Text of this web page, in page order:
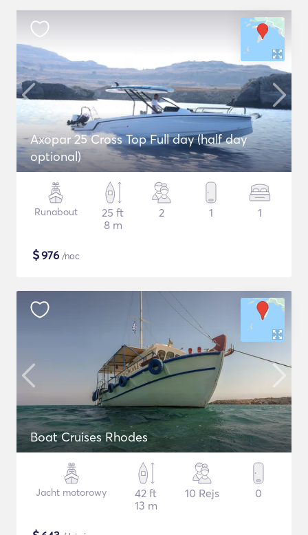
Axopar 25 Cross Top Full day (half day
optional)
Runabout
25 ft
8 m
2 1 1
$976 /noc
Boat Cruises Rhodes
Jacht motorowy
42 ft
13 m
10 Rejs 0